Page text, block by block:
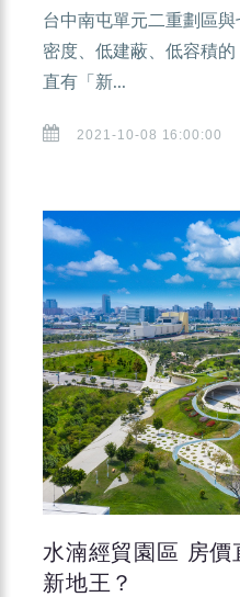
台中南屯單元二重劃區
密度、低建蔽、低容積
直有「新...
2021-10-08 16:00:00
水湳經貿園區 房價
新地王？